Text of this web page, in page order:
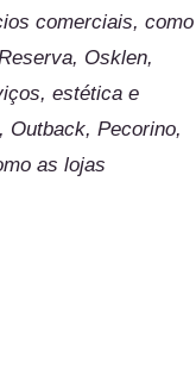
comerciais, como
Osklen,
estética e
Outback, Pecorino,
as lojas